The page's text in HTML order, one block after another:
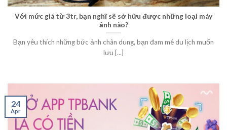
Với mức giá từ 3tr, bạn nghĩ sẽ sở hữu được những loại máy
ảnh nào?
Bạn yêu thích những bức ảnh chân dung, bạn đam mê du lịch muốn
lưu [...]
24
Apr